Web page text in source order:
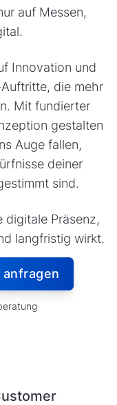
auf Messen,
Innovation und
die mehr
Mit fundierter
gestalten
Auge fallen,
deiner
sind.
digitale Präsenz,
langfristig wirkt.
anfragen